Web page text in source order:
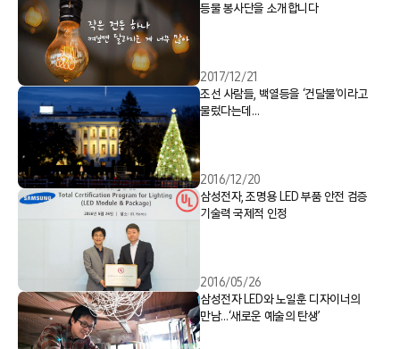
등불 봉사단을 소개합니다
2017/12/21
조선 사람들, 백열등을 ‘건달불’이라고
불렀다는데…
2016/12/20
삼성전자, 조명용 LED 부품 안전 검증
기술력 국제적 인정
2016/05/26
삼성전자 LED와 노일훈 디자이너의
만남…‘새로운 예술의 탄생’